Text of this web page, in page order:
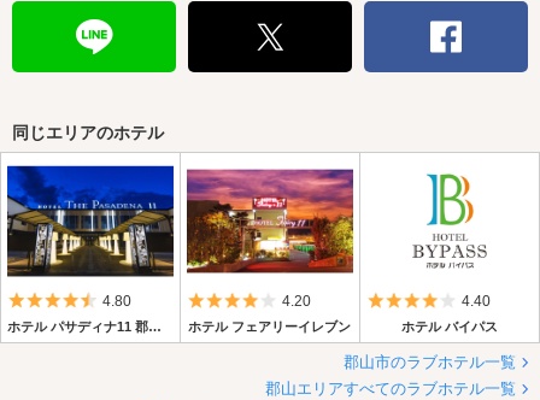
同じエリアのホテル
5つ星のうち4.5
4.80
ホテル パサディナ11 郡山店
5つ星のうち4
4.20
ホテル フェアリーイレブン
5つ星のうち4
4.40
ホテル バイパス
郡山市のラブホテル一覧
郡山エリアすべてのラブホテル一覧